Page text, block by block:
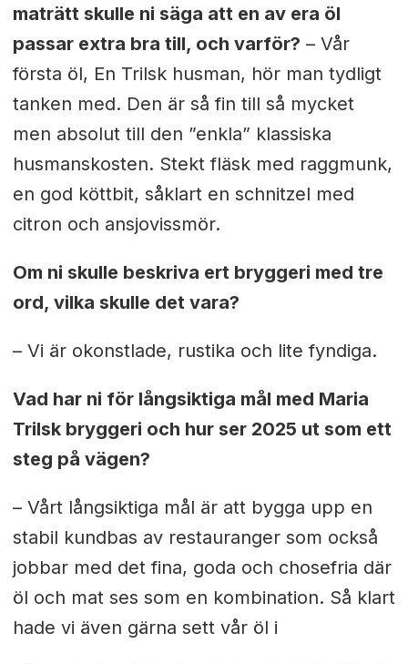
maträttskulle ni säga att en av era öl
passar extra bra till, och varför? – Vår
första öl, En Trilsk husman, hör man tydligt
tanken med. Den är så fin till så mycket
men absolut till den ”enkla” klassiska
husmanskosten. Stekt fläsk med raggmunk,
en god köttbit, såklart en schnitzel med
citron och ansjovissmör.
Om ni skulle beskriva ert bryggeri med tre
ord, vilka skulle det vara?
– Vi är okonstlade, rustika och lite fyndiga.
Vad har ni för långsiktiga mål med Maria
Trilsk bryggeri och hur ser 2025 ut som ett
steg på vägen?
– Vårt långsiktiga mål är att bygga upp en
stabil kundbas av restauranger som också
jobbar med det fina, goda och chosefria där
öl och mat ses som en kombination. Så klart
hade vi även gärna sett vår öl i